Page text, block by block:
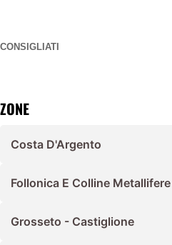
CONSIGLIATI
ZONE
Costa D'Argento
Follonica E Colline Metallifere
Grosseto - Castiglione